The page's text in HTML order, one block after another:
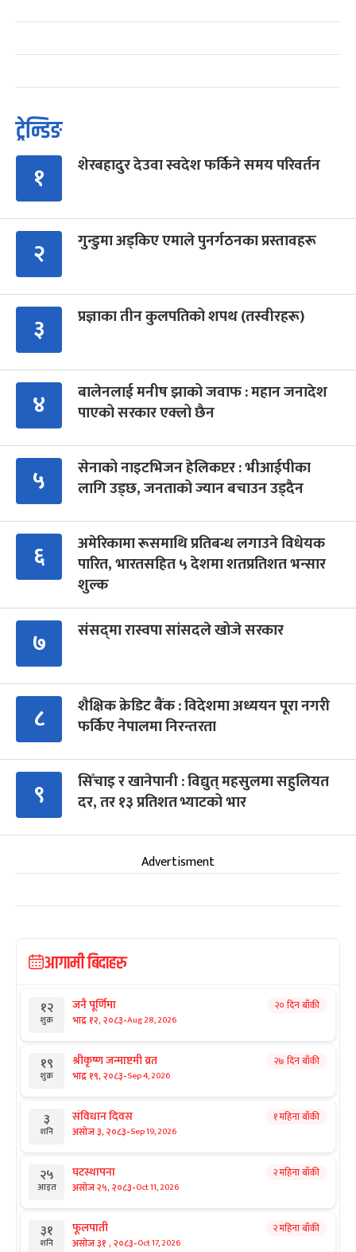
ट्रेन्डिङ
१ शेरबहादुर देउवा स्वदेश फर्किने समय परिवर्तन
२ गुन्डुमा अड्किए एमाले पुनर्गठनका प्रस्तावहरू
३ प्रज्ञाका तीन कुलपतिको शपथ (तस्वीरहरू)
४
बालेनलाई मनीष झाको जवाफ : महान जनादेश
पाएको सरकार एक्लो छैन
५
सेनाको नाइटभिजन हेलिकप्टर : भीआईपीका
लागि उड्छ, जनताको ज्यान बचाउन उड्दैन
६
अमेरिकामा रूसमाथि प्रतिबन्ध लगाउने विधेयक
पारित, भारतसहित ५ देशमा शतप्रतिशत भन्सार
शुल्क
७ संसद्‍मा रास्वपा सांसदले खोजे सरकार
८
शैक्षिक क्रेडिट बैंक : विदेशमा अध्ययन पूरा नगरी
फर्किए नेपालमा निरन्तरता
९
सिँचाइ र खानेपानी : विद्युत् महसुलमा सहुलियत
दर, तर १३ प्रतिशत भ्याटको भार
Advertisment
आगामी बिदाहरु
१२
शुक्र
जनै पूर्णिमा
भाद्र १२, २०८३-Aug 28, 2026
२० दिन बाँकी
१९
शुक्र
श्रीकृष्ण जन्माष्टमी व्रत
भाद्र १९, २०८३-Sep 4, 2026
२७ दिन बाँकी
३
शनि
संविधान दिवस
असोज ३, २०८३-Sep 19, 2026
१ महिना बाँकी
२५
आइत
घटस्थापना
असोज २५, २०८३-Oct 11, 2026
२ महिना बाँकी
३१
शनि
फूलपाती
असोज ३१ , २०८३-Oct 17, 2026
२ महिना बाँकी